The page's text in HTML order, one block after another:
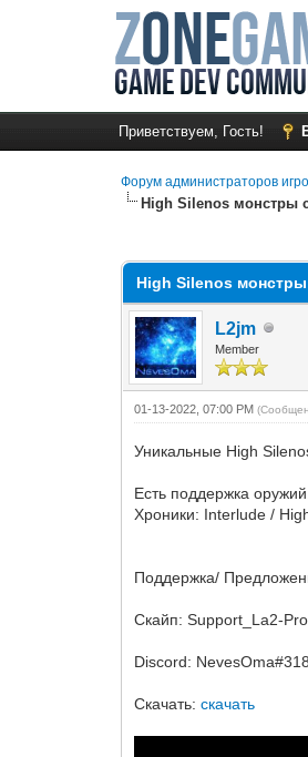
Приветствуем, Гость!
Форум администраторов
High Silenos монстры
High Silenos
L2jm
Member
01-13-2022, 07:00 PM
Уникальные High
Есть поддержка
Хроники: Interlude /
Поддержка/
Скайп: Support_La2-
Discord:
Скачать:скачать